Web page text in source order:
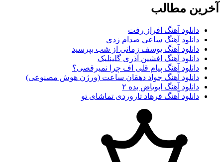
آخرین مطالب
دانلود آهنگ افراز رفت
دانلود آهنگ ساعی صدام زدی
دانلود آهنگ یوسف زمانی از شب بپرسید
دانلود آهنگ افشین آذری گلینلیک
دانلود آهنگ پیام قلی اف چرا نمیرقصی؟
دانلود آهنگ جواد دهقان ساعت (ورژن هوش مصنوعی)
دانلود آهنگ ابویاض بده ۲
دانلود آهنگ فرهاد تاروردی تماشای تو